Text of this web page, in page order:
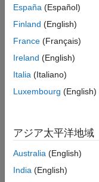
トピック
ウィルキンソンの表
帰と反復測定のモ
España (Español)
Finland (English)
France (Français)
Ireland (English)
Italia (Italiano)
Luxembourg (English)
アジア太平洋地域
Australia (English)
India (English)